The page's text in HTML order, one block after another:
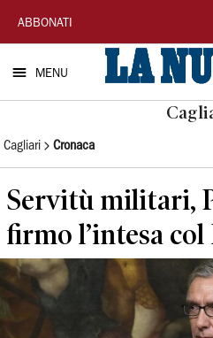
La
Nuova
Sardegna
ABBONATI
MENU
Cagliari Cronaca
Servitù militari,
firmo l’intesa